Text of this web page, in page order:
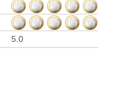
5.0